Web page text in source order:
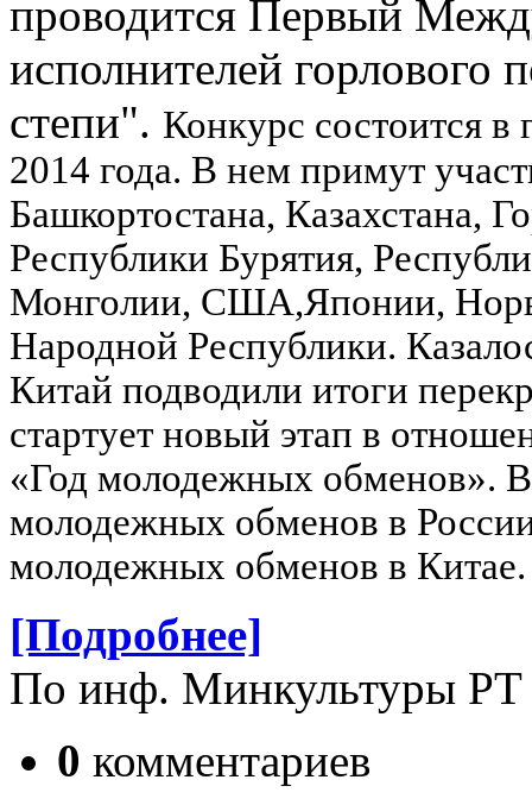
проводится Первый
исполнителей горлового
степи". Конкурс состоится
2014 года. В нем примут
Башкортостана, Казахстана,
Республики Бурятия,
Монголии, США,Японии,
Народной Республики.
Китай подводили итоги
стартует новый этап в
«Год молодежных обменов».
молодежных обменов в
молодежных обменов в Китае.
[Подробнее]
По инф. Минкультуры РТ
0 комментариев